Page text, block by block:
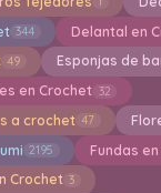
344 Delantal en
49 Esponjas de
en Crochet 32
a crochet 47
2195 Fundas
Crochet 3